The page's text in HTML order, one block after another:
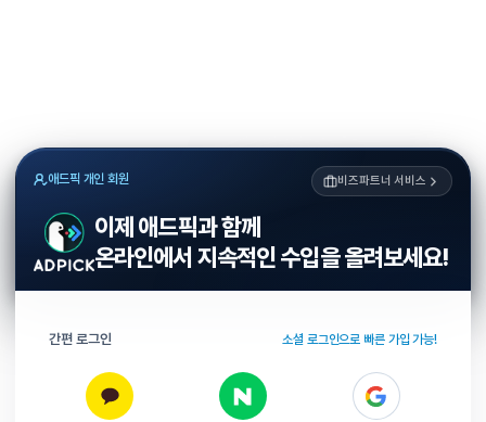
애드픽 개인 회원 비즈파트너 서비스
이제 애드픽과 함께
온라인에서 지속적인 수입을 올려보세요!
간편 로그인 소셜 로그인으로 빠른 가입 가능!